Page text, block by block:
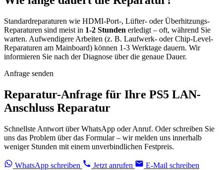
Standardreparaturen wie HDMI-Port-, Lüfter- oder Überhitzungs-
Reparaturen sind meist in 1-2 Stunden erledigt – oft, während Sie
warten. Aufwendigere Arbeiten (z. B. Laufwerk- oder Chip-Level-
Reparaturen am Mainboard) können 1-3 Werktage dauern. Wir
informieren Sie nach der Diagnose über die genaue Dauer.
Anfrage senden
Reparatur-Anfrage für Ihre PS5 LAN-
Anschluss Reparatur
Schnellste Antwort über WhatsApp oder Anruf. Oder schreiben Sie
uns das Problem über das Formular – wir melden uns innerhalb
weniger Stunden mit einem unverbindlichen Festpreis.
WhatsApp schreiben Jetzt anrufen E-Mail schreiben